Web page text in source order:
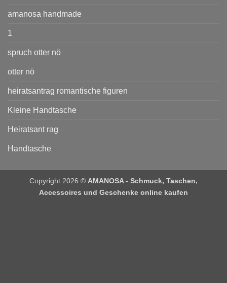
amanosa handmade
1
spruch otter nö
otter nö
heiratsantrag romantische figuren
Kleine Handtasche
Heiratsant rag
Handtasche
Copyright 2026 © AMANOSA - Schmuck, Taschen,
Accessoires und Geschenke online kaufen